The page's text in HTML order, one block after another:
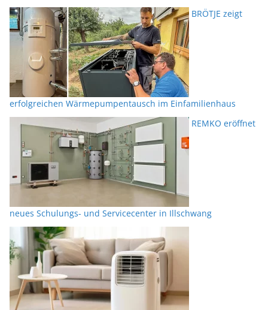
BRÖTJE zeigt
erfolgreichen Wärmepumpentausch im Einfamilienhaus
REMKO eröffnet
neues Schulungs- und Servicecenter in Illschwang